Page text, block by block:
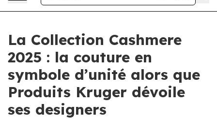
La Collection Cashmere
2025 : la couture en
symbole d’unité alors que
Produits Kruger dévoile
ses designers